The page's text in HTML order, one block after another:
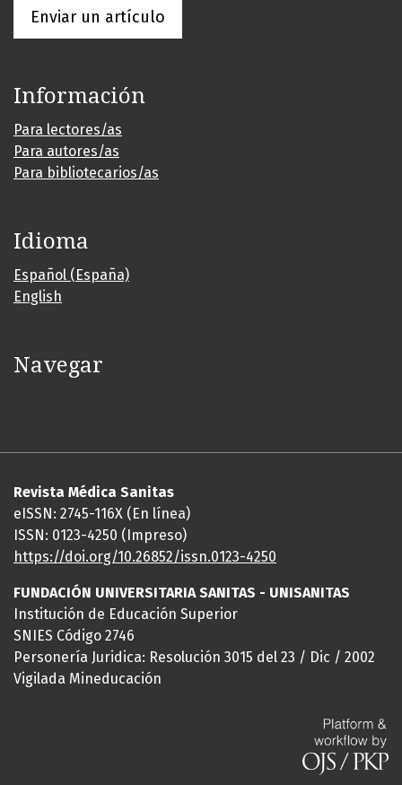
Enviar un artículo
Información
Para lectores/as
Para autores/as
Para bibliotecarios/as
Idioma
Español (España)
English
Navegar
Revista Médica Sanitas
eISSN: 2745-116X (En línea)
ISSN: 0123-4250 (Impreso)
https://doi.org/10.26852/issn.0123-4250
FUNDACIÓN UNIVERSITARIA SANITAS - UNISANITAS
Institución de Educación Superior
SNIES Código 2746
Personería Juridica: Resolución 3015 del 23 / Dic / 2002
Vigilada Mineducación